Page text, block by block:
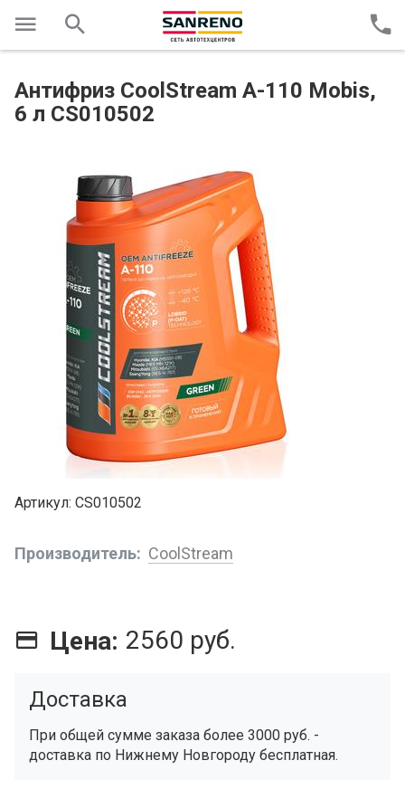
Антифриз CoolStream A-110 Mobis,
6 л CS010502
Артикул CS010502
Производитель CoolStream
Цена: 2560 руб.
Доставка
При общей сумме заказа более 3000 руб. -
доставка по Нижнему Новгороду бесплатная.